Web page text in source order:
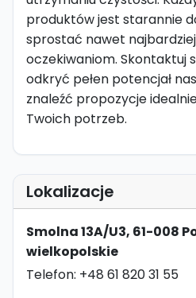
produktów jest starannie
sprostać nawet
oczekiwaniom. Skontaktuj
odkryć pełen potencjał
znaleźć propozycje
Twoich potrzeb.
Lokalizacje
Smolna 13A/U3, 61-008
wielkopolskie
Telefon: +48 61 820 31 55